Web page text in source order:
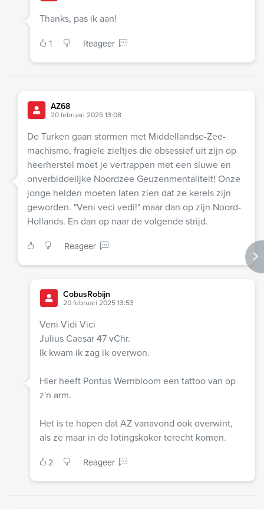
Thanks, pas ik aan!
1 Reageer
AZ68
20 februari 2025 13:08
De Turken gaan stormen met Middellandse-Zee-
machismo, fragiele zieltjes die obsessief uit zijn op
heerherstel moet je vertrappen met een sluwe en
onverbiddelijke Noordzee Geuzenmentaliteit! Onze
jonge helden moeten laten zien dat ze kerels zijn
geworden. "Veni veci vedi!" maar dan op zijn Noord-
Hollands. En dan op naar de volgende strijd.
Reageer
CobusRobijn
20 februari 2025 13:53
Veni Vidi Vici
Julius Caesar 47 vChr.
Ik kwam ik zag ik overwon.
Hier heeft Pontus Wernbloom een tattoo van op
z'n arm.
Het is te hopen dat AZ vanavond ook overwint,
als ze maar in de lotingskoker terecht komen.
2 Reageer